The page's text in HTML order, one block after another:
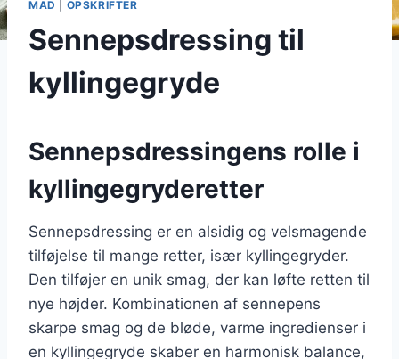
MAD OPSKRIFTER
Sennepsdressing til
kyllingegryde
Sennepsdressingens rolle i
kyllingegryderetter
Sennepsdressing er en alsidig og velsmagende
tilføjelse til mange retter, især kyllingegryder.
Den tilføjer en unik smag, der kan løfte retten til
nye højder. Kombinationen af sennepens
skarpe smag og de bløde, varme ingredienser i
en kyllingegryde skaber en harmonisk balance,